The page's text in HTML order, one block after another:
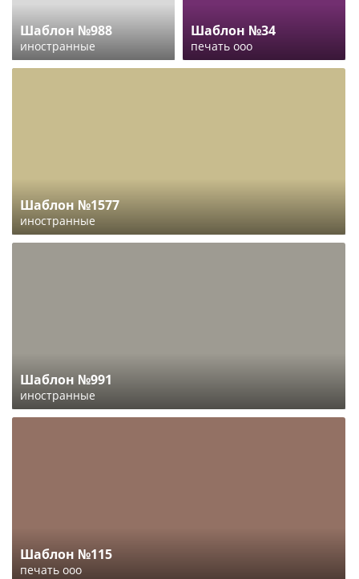
Шаблон №988
иностранные
Шаблон №34
печать ооо
Шаблон №1577
иностранные
Шаблон №991
иностранные
Шаблон №115
печать ооо